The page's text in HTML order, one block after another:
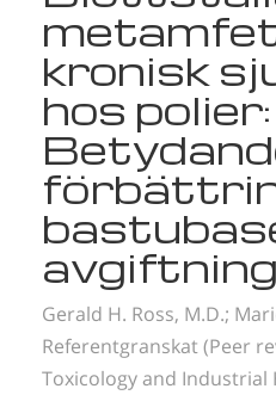
kronisk
hos polier:
Gerald H. Ross, M.D.;
Referentgranskat (Peer
Toxicology and Industrial